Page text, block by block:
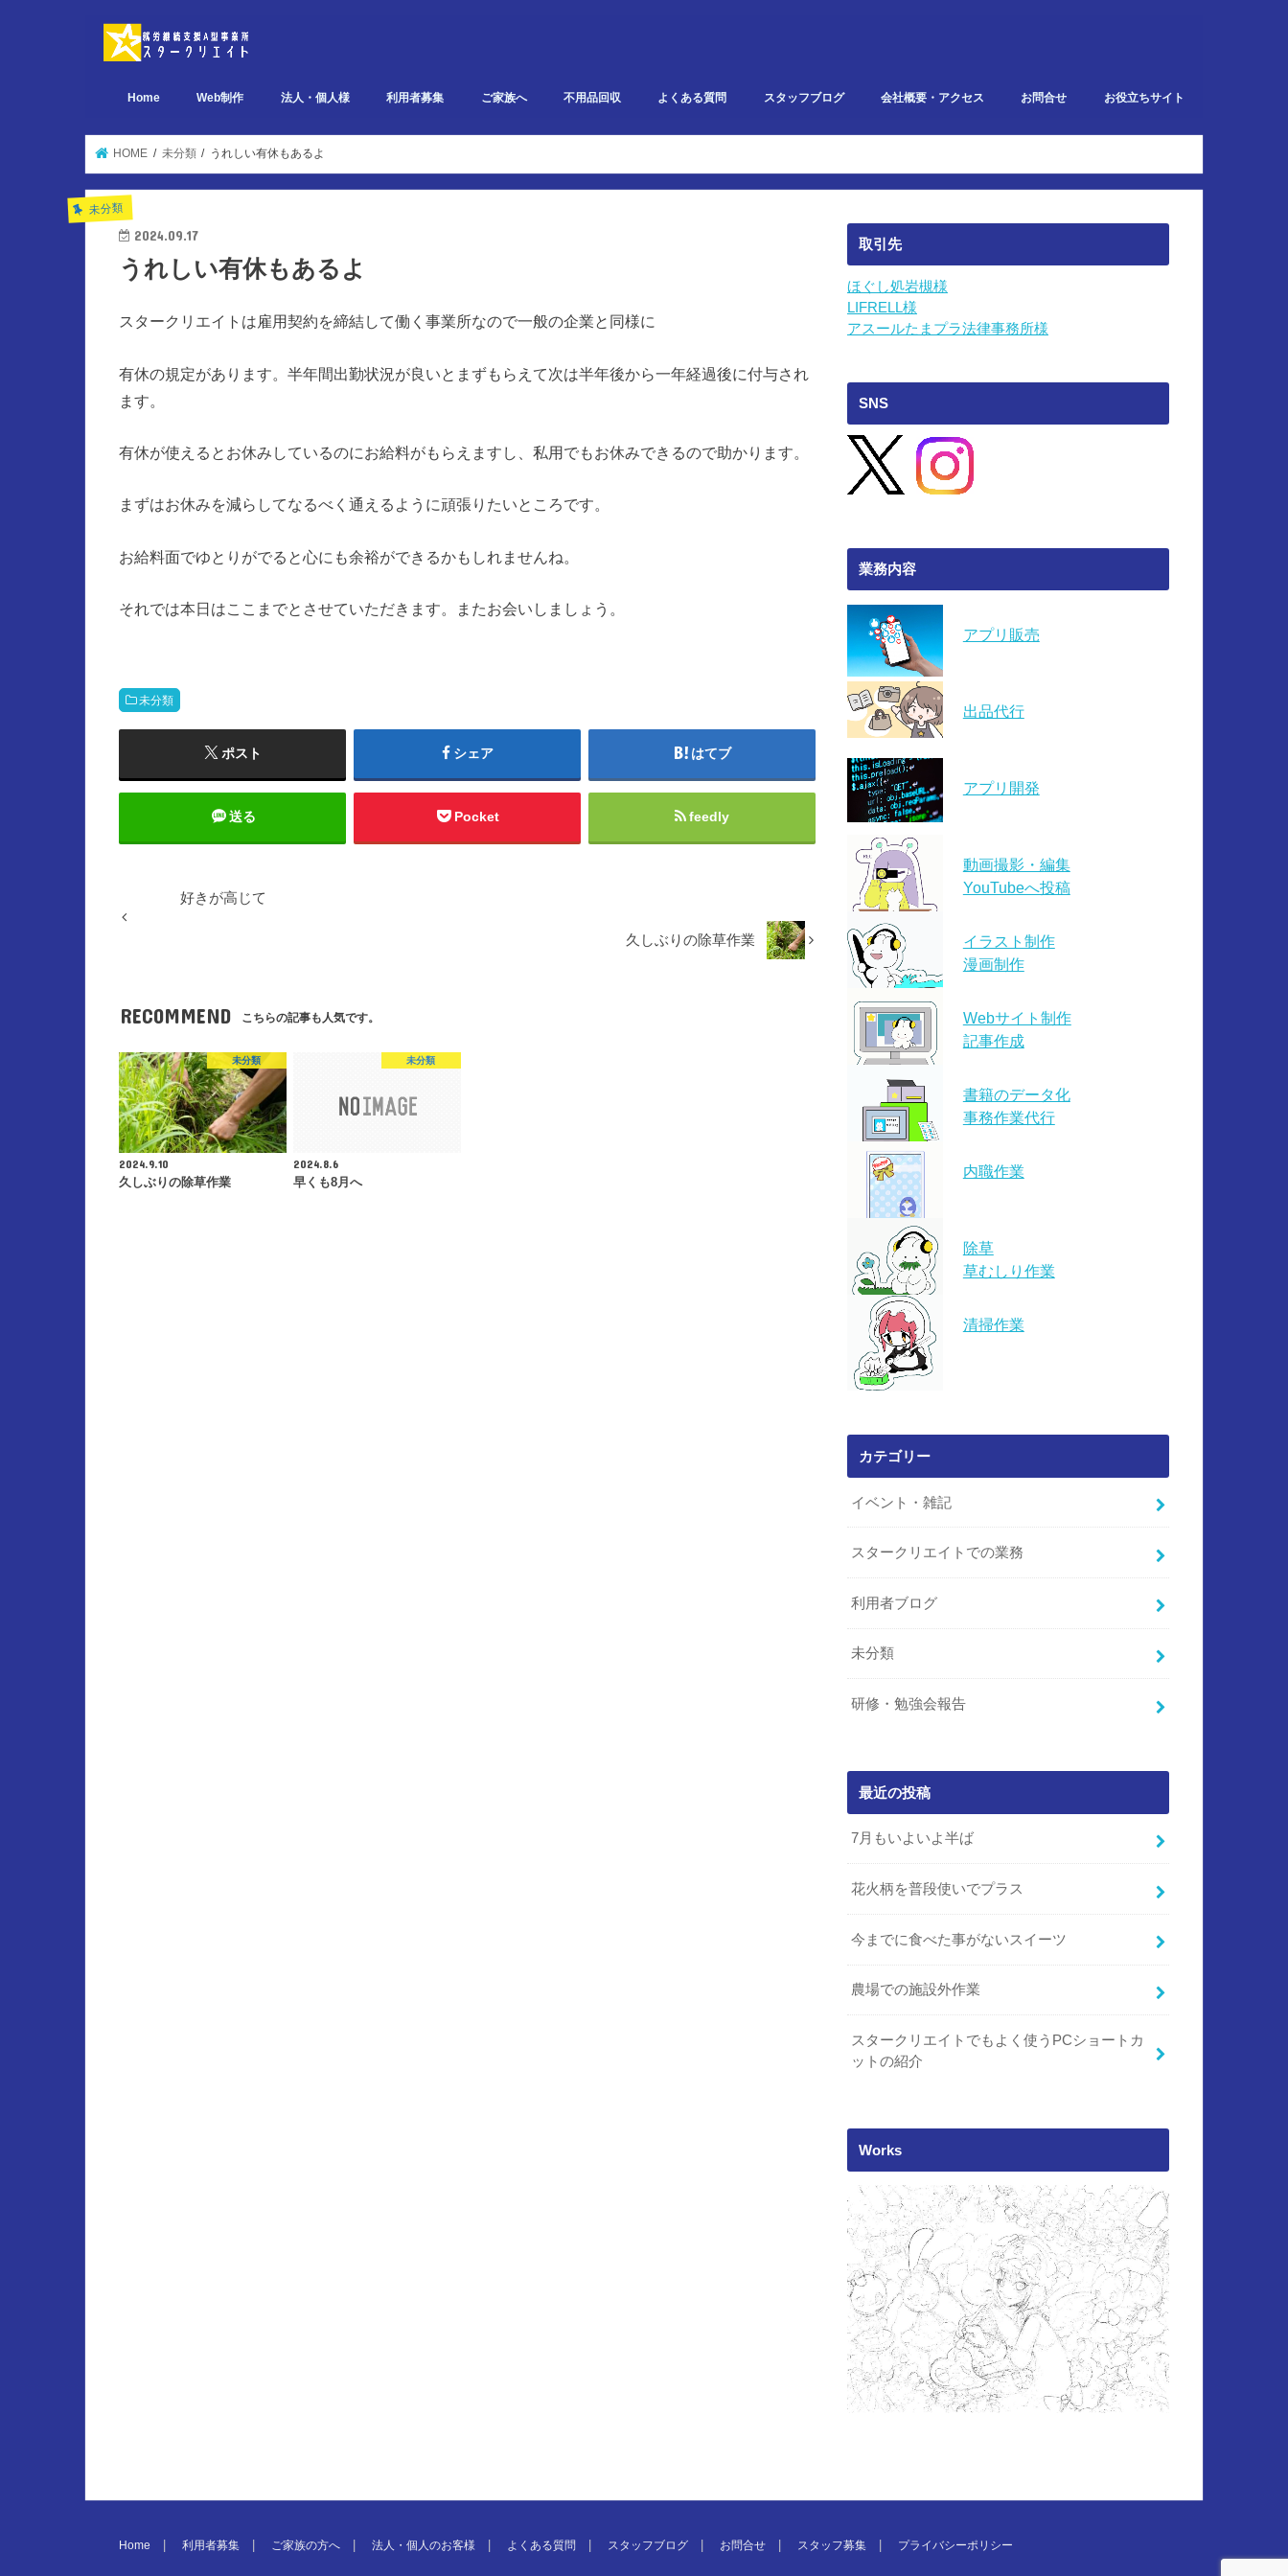
Home Web制作
デザイン関連 ポートフォリオ
ページ設計関連 ポートフォリオ
実装関連 ポートフォリオ
法人・個人様 利用者募集 ご家族へ 不用品回収 よくある質問 スタッフブログ
研修・勉強会報告
イベント・雑記
スタークリエイトでの業務
利用者ブログ
会社概要・アクセス お問合せ お役立ちサイト
HOME 未分類 うれしい有休もあるよ
未分類
2024.09.17
うれしい有休もあるよ
スタークリエイトは雇用契約を締結して働く事業所なので一般の企業と同様に
有休の規定があります。半年間出勤状況が良いとまずもらえて次は半年後から一年経過後に付与され
ます。
有休が使えるとお休みしているのにお給料がもらえますし、私用でもお休みできるので助かります。
まずはお休みを減らしてなるべく通えるように頑張りたいところです。
お給料面でゆとりがでると心にも余裕ができるかもしれませんね。
それでは本日はここまでとさせていただきます。またお会いしましょう。
未分類
ポスト シェア はてブ
送る Pocket feedly
好きが高じて
久しぶりの除草作業
RECOMMEND こちらの記事も人気です。
未分類
2024.9.10
久しぶりの除草作業
未分類
2024.8.6
早くも8月へ
取引先
ほぐし処岩槻様
LIFRELL様
アスールたまプラ法律事務所様
SNS
業務内容
アプリ販売
出品代行
アプリ開発
動画撮影・編集
YouTubeへ投稿
イラスト制作
漫画制作
Webサイト制作
記事作成
書籍のデータ化
事務作業代行
内職作業
除草
草むしり作業
清掃作業
カテゴリー
イベント・雑記
スタークリエイトでの業務
利用者ブログ
未分類
研修・勉強会報告
最近の投稿
7月もいよいよ半ば
花火柄を普段使いでプラス
今までに食べた事がないスイーツ
農場での施設外作業
スタークリエイトでもよく使うPCショートカ
ットの紹介
Works
Home 利用者募集 ご家族の方へ 法人・個人のお客様 よくある質問 スタッフブログ お問合せ スタッフ募集 プライバシーポリシー